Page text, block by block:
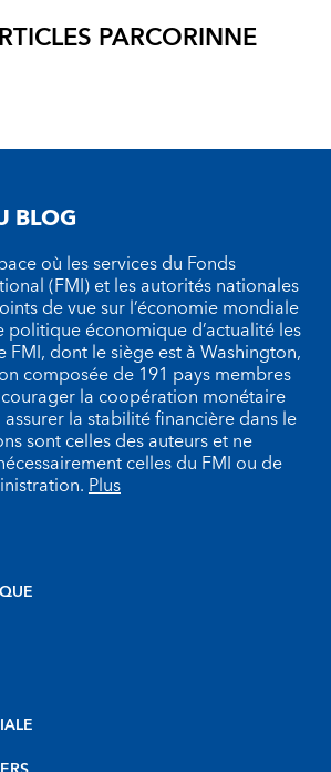
PARCORINNE
BLOG
où les services du Fonds
(FMI) et les autorités nationales
de vue sur l’économie mondiale
politique économique d’actualité les
FMI, dont le siège est à Washington,
composée de 191 pays membres
la coopération monétaire
la stabilité financière dans le
sont celles des auteurs et ne
celles du FMI ou de
Plus